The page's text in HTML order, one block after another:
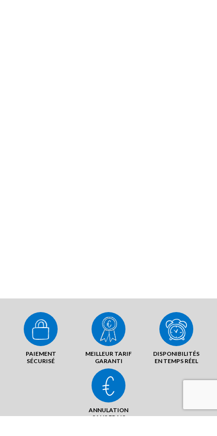
PAIEMENT
SÉCURISÉ
MEILLEUR TARIF
GARANTI
DISPONIBILITÉS
EN TEMPS RÉEL
ANNULATION
SANS FRAIS